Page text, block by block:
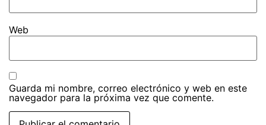
Web
Guarda mi nombre, correo electrónico y web en este
navegador para la próxima vez que comente.